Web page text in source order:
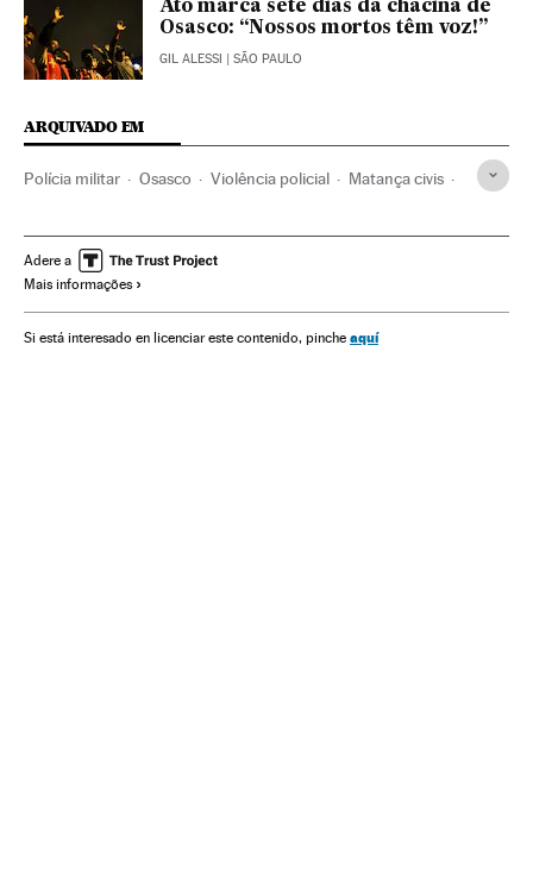
Ato marca sete dias da chacina de
Osasco: “Nossos mortos têm voz!”
GIL ALESSI | SÃO PAULO
ARQUIVADO EM
Polícia militar Osasco Violência policial Matança civis
Polícia Brasil Força segurança
América Latina
Torcidas Organizadas Ultras Clubes esportivos
Adere a
Mais informações
Si está interesado en licenciar este contenido, pinche aquí